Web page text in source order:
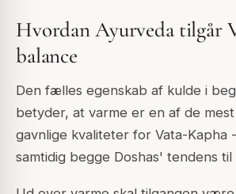
Hvordan Ayurveda tilgår
balance
Den fælles egenskab af kulde i
betyder, at varme er en af de
gavnlige kvaliteter for Vata-Kapha
samtidig begge Doshas' tendens til